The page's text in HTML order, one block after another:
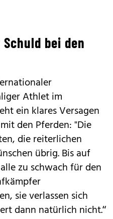
bei den
Athlet im
ein klares Versagen
den Pferden: "Die
die reiterlichen
übrig. Bis auf
zu schwach für den
sie verlassen sich
dann natürlich nicht.“